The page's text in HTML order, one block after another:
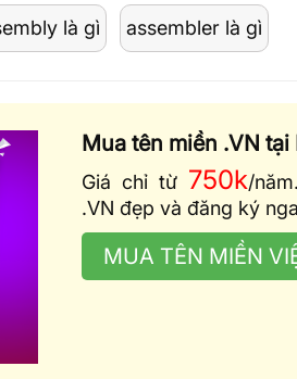
là gì assembler là gì
Mua tên miền .VN tại
Giá chỉ từ 750k/
.VN đẹp và đăng ký
MUA TÊN MIỀN